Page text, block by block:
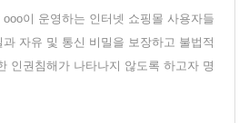
이 운영하는 인터넷 쇼핑몰 사용자들
자유 및 통신 비밀을 보장하고 불법적
인권침해가 나타나지 않도록 하고자 명